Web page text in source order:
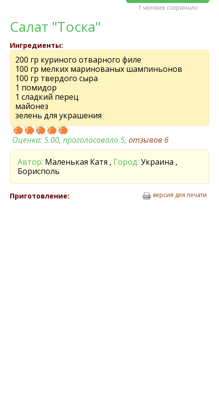
1 человек сохранили
Cалат "Тоска"
Ингредиенты:
200 гр куриного отварного филе
100 гр мелких маринованых шампиньонов
100 гр твердого сыра
1 помидор
1 сладкий перец
майонез
зелень для украшения
Оценка:5.00, проголосовало 5, отзывов 6
Автор: Маленькая Катя , Город: Украина ,
Борисполь
Приготовление: версия для печати